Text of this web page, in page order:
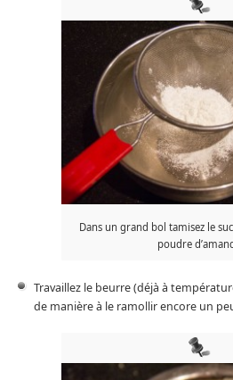
Dans un grand bol tamisez le
poudre
Travaillez le beurre (déjà à
de manière à le ramollir encore un